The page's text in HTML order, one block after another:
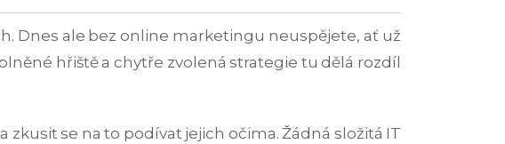
Dnes ale bez online marketingu neuspějete, ať už
hřiště a chytře zvolená strategie tu dělá rozdíl
zkusit se na to podívat jejich očima. Žádná složitá IT